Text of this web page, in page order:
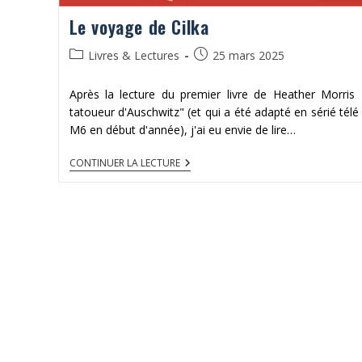
Le voyage de Cilka
PostLivres & Lectures
Publication
25 mars 2025
Après la lecture du premier livre de Heather Morris
tatoueur d'Auschwitz" (et qui a été adapté en sérié télé
M6 en début d'année), j'ai eu envie de lire…
CONTINUER LA LECTURELE
VOYAGE